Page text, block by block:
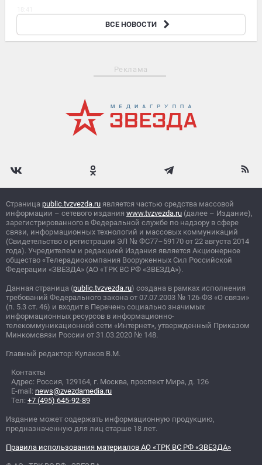
Мобильная огневая группа сбила дроны ВСУ на
Краснолиманском направлении
ВСЕ НОВОСТИ
Реклама
Страница public.tvzvezda.ru является частью средства массовой
информации – сетевого издания www.tvzvezda.ru (далее – Издание),
зарегистрированного в Федеральной службе по надзору в сфере
связи, информационных технологий и массовых коммуникаций
(Свидетельство о регистрации ЭЛ № ФС77–59170 от 22 августа 2014
года). Учредителем и редакцией Издания является Акционерное
общество «Телерадиокомпания Вооруженных Сил Российской
Федерации «ЗВЕЗДА» (АО «ТРК ВС РФ «ЗВЕЗДА»).
Данная страница (public.tvzvezda.ru) создана в рамках исполнения
требований Федерального закона от 07.07.2003 № 126-ФЗ «О связи»
(п. 5.3 ст. 46) и входит в Перечень социально значимых
информационных ресурсов в информационно-
телекоммуникационной сети «Интернет», утвержденный Приказом
Минкомсвязи России от 31.03.2020 № 148.
Главный редактор: Кулаков В.М.
Контакты
Адрес: Россия, 129164, г. Москва, проспект Мира, д. 126
E-mail: news@zvezdamedia.ru
Тел: +7 (495) 645-92-89
Издание может содержать информационную продукцию,
предназначенную для лиц старше 18 лет.
Правила использования материалов АО «ТРК ВС РФ «ЗВЕЗДА»